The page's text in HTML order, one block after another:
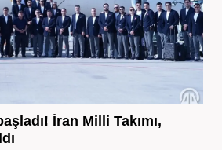
İran Milli Takımı,